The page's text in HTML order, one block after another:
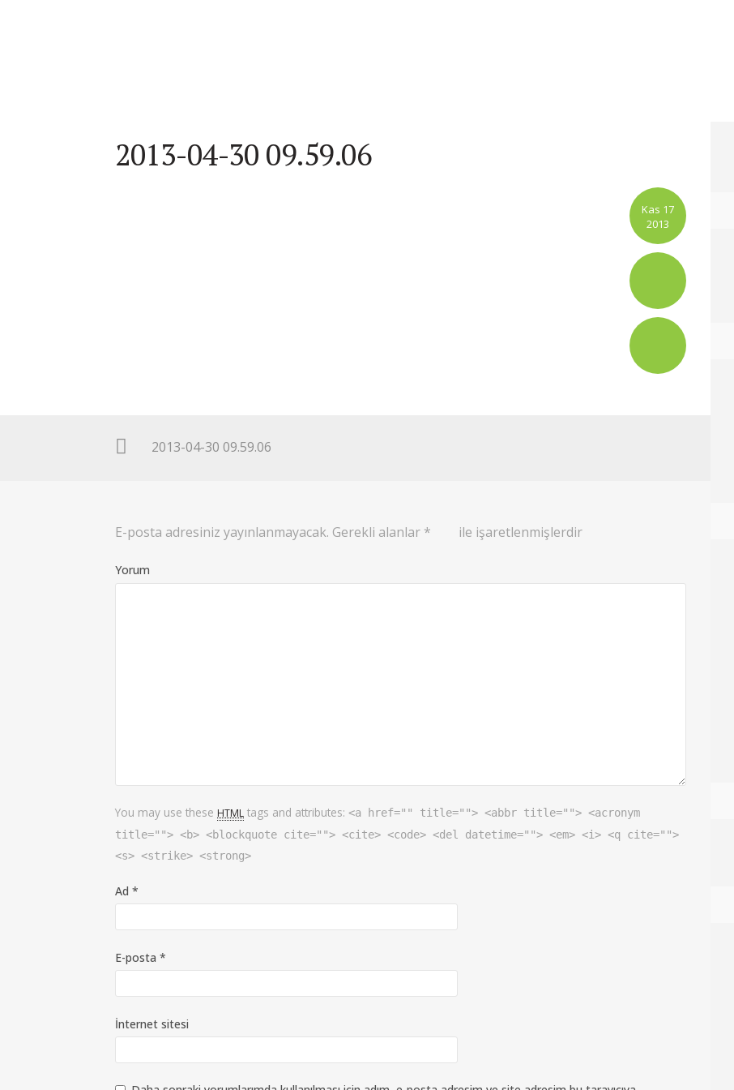
2013-04-30 09.59.06
Kas 17
2013
2013-04-30 09.59.06
E-posta adresiniz yayınlanmayacak. Gerekli alanlar * ile işaretlenmişlerdir
Yorum
You may use these HTML tags and attributes: <a href="" title=""> <abbr title=""> <acronym
title=""> <b> <blockquote cite=""> <cite> <code> <del datetime=""> <em> <i> <q cite="">
<s> <strike> <strong>
Ad *
E-posta *
İnternet sitesi